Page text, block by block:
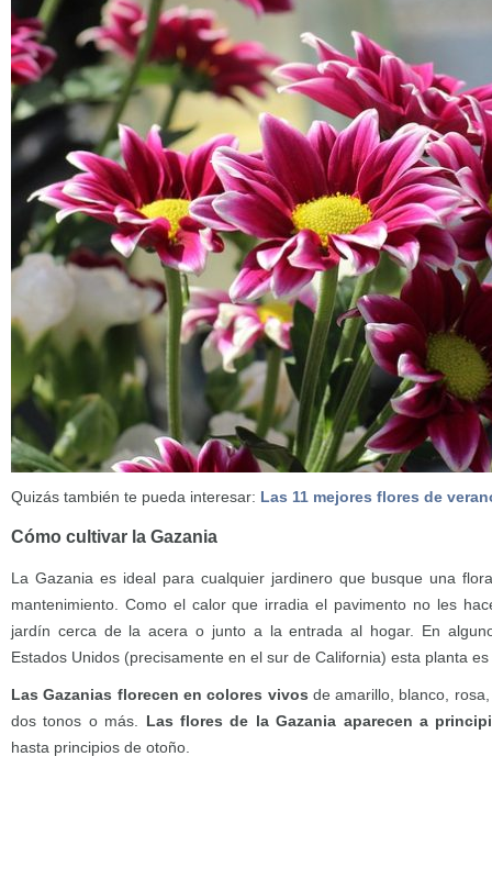
Quizás también te pueda interesar: Las 11 mejores flores de
Cómo cultivar la Gazania
La Gazania es ideal para cualquier jardinero que busque una
mantenimiento. Como el calor que irradia el pavimento no les
jardín cerca de la acera o junto a la entrada al hogar. En
Estados Unidos (precisamente en el sur de California) esta planta
Las Gazanias florecen en colores vivos de amarillo, blanco,
dos tonos o más. Las flores de la Gazania aparecen a
hasta principios de otoño.